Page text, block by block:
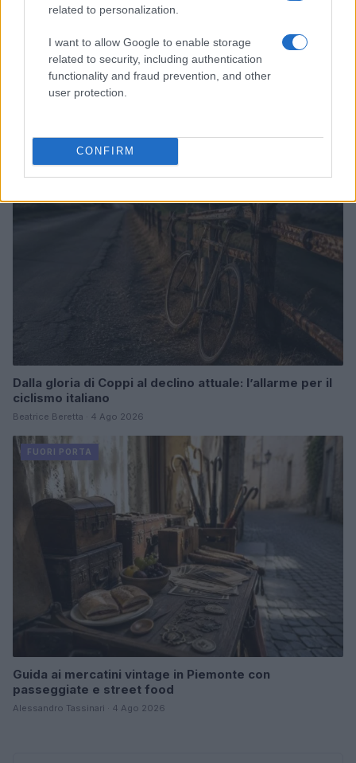
related to personalization.
I want to allow Google to enable storage
related to security, including authentication
functionality and fraud prevention, and other
user protection.
CONFIRM
Odissea e Spider-Man: i film che hanno rivoluzionato
Dalla gloria di Coppi al declino attuale: l’allarme per il
ciclismo italiano
Beatrice Beretta · 4 Ago 2026
FUORI PORTA
Guida ai mercatini vintage in Piemonte con
passeggiate e street food
Alessandro Tassinari · 4 Ago 2026